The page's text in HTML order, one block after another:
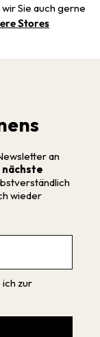
Sie auch gerne
Stores
an
nächste
wieder
ich zur